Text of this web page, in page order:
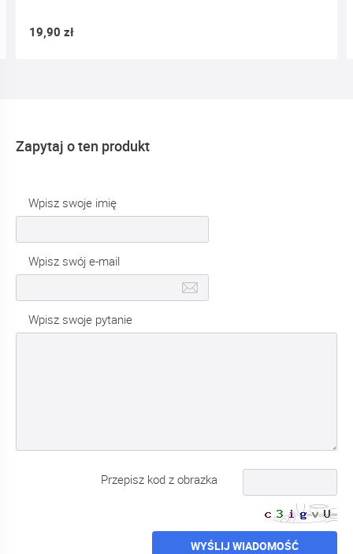
Zapytaj o ten produkt
Wpisz swoje imię
Wpisz swój e-mail
Wpisz swoje pytanie
Przepisz kod z obrazka
WYŚLIJ WIADOMOŚĆ